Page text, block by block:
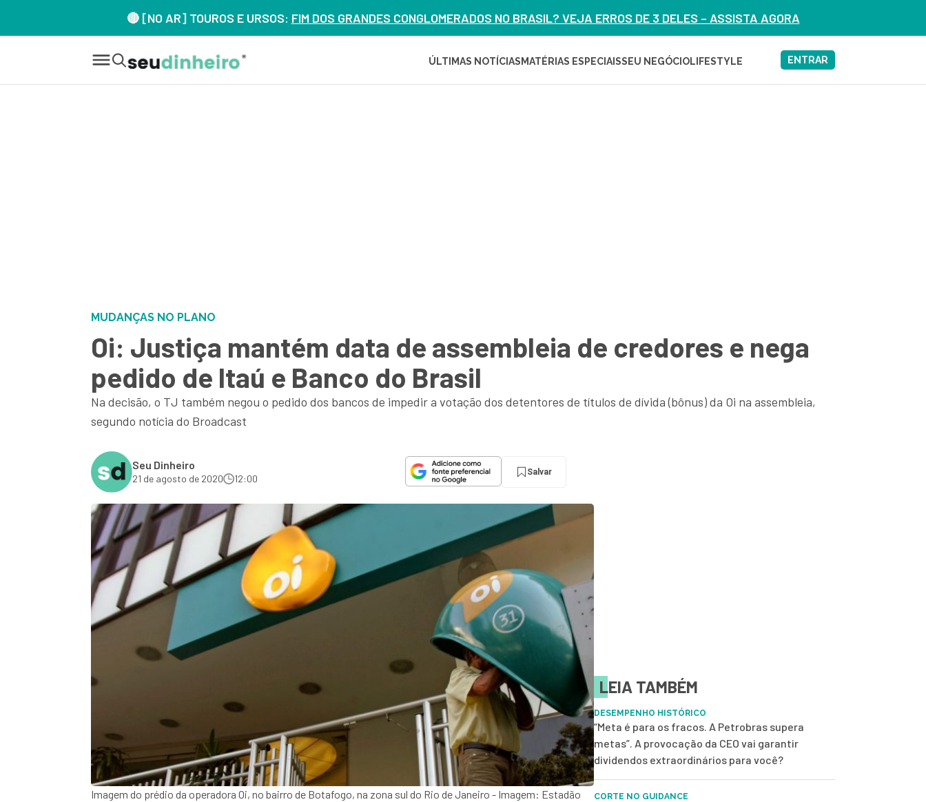
🔴 [NO AR] TOUROS E URSOS: FIM DOS GRANDES CONGLOMERADOS NO BRASIL? VEJA ERROS DE 3 DELES – ASSISTA AGORA
ÚLTIMAS NOTÍCIAS MATÉRIAS ESPECIAISSEU NEGÓCIOLIFESTYLE ENTRAR
MUDANÇAS NO PLANO
Oi: Justiça mantém data de assembleia de credores e nega
pedido de Itaú e Banco do Brasil
Na decisão, o TJ também negou o pedido dos bancos de impedir a votação dos detentores de títulos de dívida (bônus) da Oi na assembleia,
segundo notícia do Broadcast
Seu Dinheiro
21 de agosto de 2020 12:00
Salvar
Imagem do prédio da operadora Oi, no bairro de Botafogo, na zona sul do Rio de Janeiro - Imagem: Estadão
LEIA TAMBÉM
DESEMPENHO HISTÓRICO
“Meta é para os fracos. A Petrobras supera
metas”. A provocação da CEO vai garantir
dividendos extraordinários para você?
CORTE NO GUIDANCE